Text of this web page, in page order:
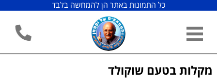
כל התמונות באתר הן להמחשה בלבד
מקלות בטעם שוקולד